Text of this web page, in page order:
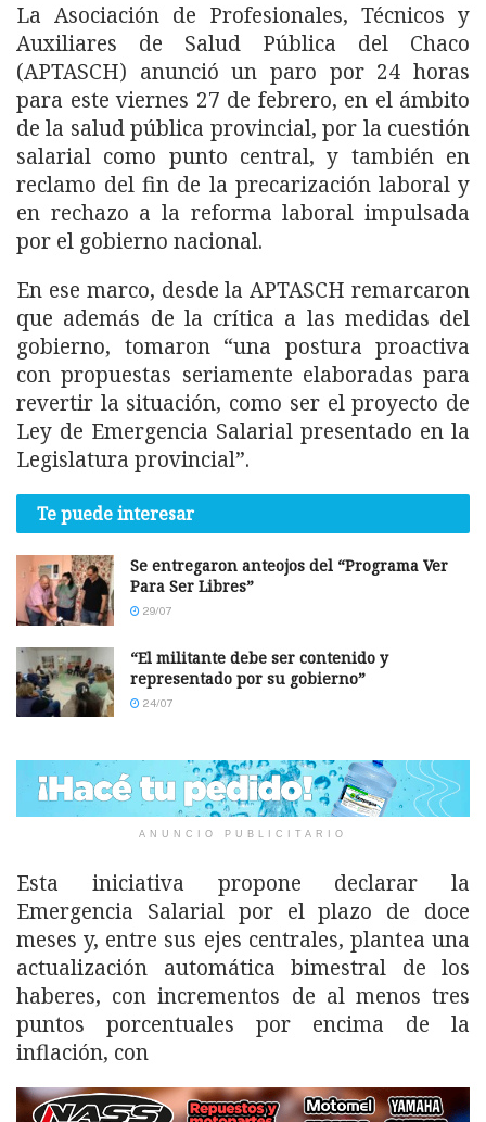
La Asociación de Profesionales, Técnicos y
Auxiliares de Salud Pública del Chaco
(APTASCH) anunció un paro por 24 horas
para este viernes 27 de febrero, en el ámbito
de la salud pública provincial, por la cuestión
salarial como punto central, y también en
reclamo del fin de la precarización laboral y
en rechazo a la reforma laboral impulsada
por el gobierno nacional.
En ese marco, desde la APTASCH remarcaron
que además de la crítica a las medidas del
gobierno, tomaron “una postura proactiva
con propuestas seriamente elaboradas para
revertir la situación, como ser el proyecto de
Ley de Emergencia Salarial presentado en la
Legislatura provincial”.
Te puede interesar
Se entregaron anteojos del “Programa Ver
Para Ser Libres”
29/07
“El militante debe ser contenido y
representado por su gobierno”
24/07
ANUNCIO PUBLICITARIO
Esta iniciativa propone declarar la
Emergencia Salarial por el plazo de doce
meses y, entre sus ejes centrales, plantea una
actualización automática bimestral de los
haberes, con incrementos de al menos tres
puntos porcentuales por encima de la
inflación, con